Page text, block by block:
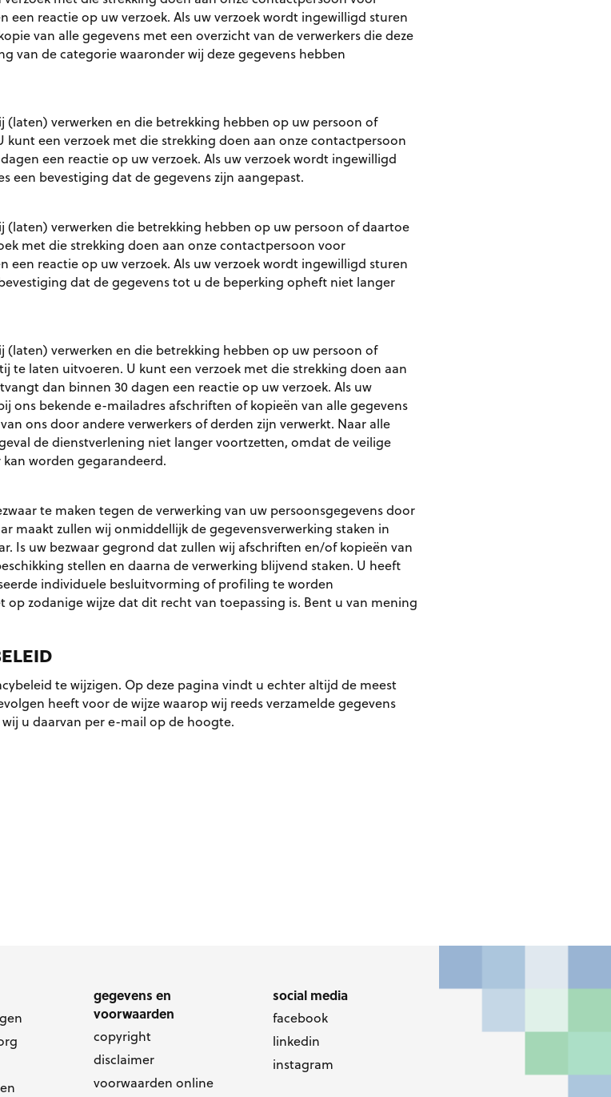
een reactie op uw verzoek. Als uw verzoek wordt ingewilligd sturen
van alle gegevens met een overzicht van de verwerkers die deze
van de categorie waaronder wij deze gegevens hebben
verwerken en die betrekking hebben op uw persoon of
een verzoek met die strekking doen aan onze contactpersoon
een reactie op uw verzoek. Als uw verzoek wordt ingewilligd
een bevestiging dat de gegevens zijn aangepast.
verwerken die betrekking hebben op uw persoon of daartoe
met die strekking doen aan onze contactpersoon voor
een reactie op uw verzoek. Als uw verzoek wordt ingewilligd sturen
dat de gegevens tot u de beperking opheft niet langer
verwerken en die betrekking hebben op uw persoon of
te laten uitvoeren. U kunt een verzoek met die strekking doen aan
dan binnen 30 dagen een reactie op uw verzoek. Als uw
ons bekende e-mailadres afschriften of kopieën van alle gegevens
ons door andere verwerkers of derden zijn verwerkt. Naar alle
de dienstverlening niet langer voortzetten, omdat de veilige
worden gegarandeerd.
te maken tegen de verwerking van uw persoonsgegevens door
maakt zullen wij onmiddellijk de gegevensverwerking staken in
Is uw bezwaar gegrond dat zullen wij afschriften en/of kopieën van
stellen en daarna de verwerking blijvend staken. U heeft
individuele besluitvorming of profiling te worden
zodanige wijze dat dit recht van toepassing is. Bent u van mening
te wijzigen. Op deze pagina vindt u echter altijd de meest
heeft voor de wijze waarop wij reeds verzamelde gegevens
u daarvan per e-mail op de hoogte.
gegevens en
voorwaarden
copyright
disclaimer
voorwaarden online
social media
facebook
linkedin
instagram